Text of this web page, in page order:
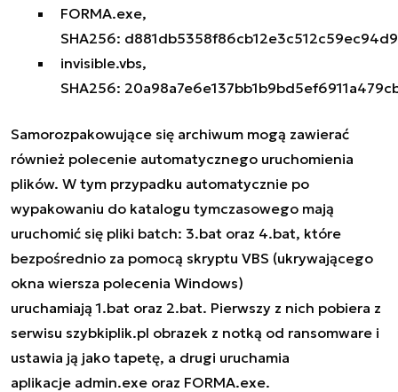
FORMA.exe,
SHA256:
invisible.vbs,
SHA256:
Samorozpakowujące się archiwum mogą zawierać
również polecenie automatycznego uruchomienia
plików. W tym przypadku automatycznie po
wypakowaniu do katalogu tymczasowego mają
uruchomić się pliki batch: 3.bat oraz 4.bat, które
bezpośrednio za pomocą skryptu VBS (ukrywającego
okna wiersza polecenia Windows)
uruchamiają 1.bat oraz 2.bat. Pierwszy z nich pobiera z
serwisu szybkiplik.pl obrazek z notką od ransomware i
ustawia ją jako tapetę, a drugi uruchamia
aplikacje admin.exe oraz FORMA.exe.